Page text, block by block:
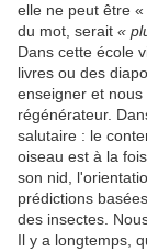
elle ne peut être «
du mot, serait «
Dans cette école
livres ou des
enseigner et
régénérateur.
salutaire : le
oiseau est à la
son nid,
prédictions
des insectes.
Il y a longtemps,